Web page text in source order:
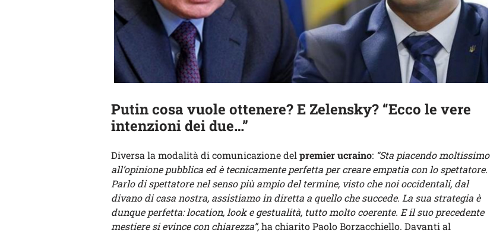
Putin cosa vuole ottenere? E Zelensky? “Ecco le vere
intenzioni dei due…”
Diversa la modalità di comunicazione del premier ucraino: “Sta piacendo moltissimo
all’opinione pubblica ed è tecnicamente perfetta per creare empatia con lo spettatore.
Parlo di spettatore nel senso più ampio del termine, visto che noi occidentali, dal
divano di casa nostra, assistiamo in diretta a quello che succede. La sua strategia è
dunque perfetta: location, look e gestualità, tutto molto coerente. E il suo precedente
mestiere si evince con chiarezza”,ha chiarito Paolo Borzacchiello. Davanti al